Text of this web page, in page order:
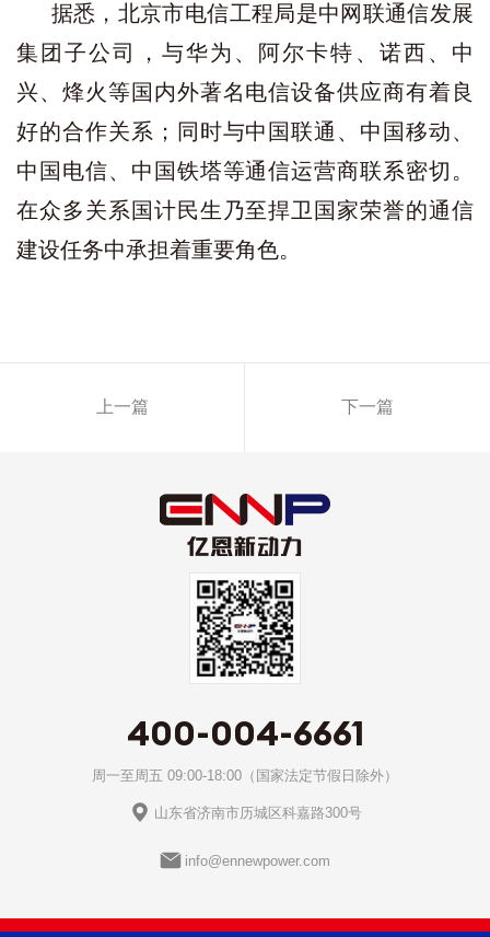
据悉，北京市电信工程局是中网联通信发展
集团子公司，与华为、阿尔卡特、诺西、中
兴、烽火等国内外著名电信设备供应商有着良
好的合作关系；同时与中国联通、中国移动、
中国电信、中国铁塔等通信运营商联系密切。
在众多关系国计民生乃至捍卫国家荣誉的通信
建设任务中承担着重要角色。
上一篇 下一篇
400-004-6661
周一至周五 09:00-18:00（国家法定节假日除外）
山东省济南市历城区科嘉路300号
info@ennewpower.com